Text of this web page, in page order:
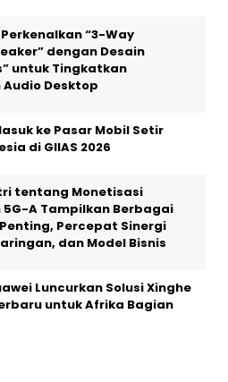
“3-Way
dengan Desain
untuk Tingkatkan
Desktop
ke Pasar Mobil Setir
di GIIAS 2026
tentang Monetisasi
A Tampilkan Berbagai
Percepat Sinergi
dan Model Bisnis
Luncurkan Solusi Xinghe
untuk Afrika Bagian